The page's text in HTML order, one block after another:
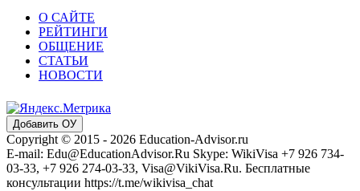
О САЙТЕ
РЕЙТИНГИ
ОБЩЕНИЕ
СТАТЬИ
НОВОСТИ
Добавить ОУ
Copyright © 2015 - 2026 Education-Advisor.ru
E-mail: Edu@EducationAdvisor.Ru Skype: WikiVisa +7 926 734-
03-33, +7 926 274-03-33, Visa@VikiVisa.Ru. Бесплатные
консультации https://t.me/wikivisa_chat